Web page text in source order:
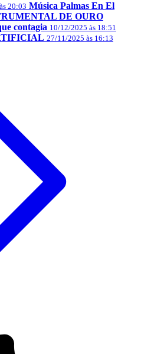
20:03 Música Palmas En El
DE OURO
contagia 10/12/2025 às 18:51
27/11/2025 às 16:13